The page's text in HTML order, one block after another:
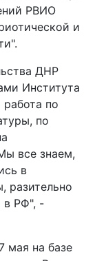
РВИО
и
ДНР
Института
по
по
все знаем,
в
разительно
в РФ", -
мая на базе